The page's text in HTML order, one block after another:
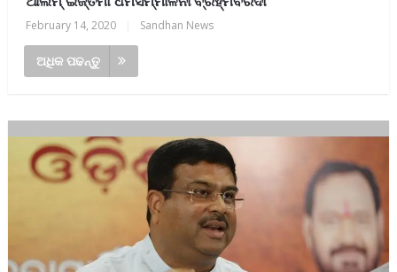
February 14, 2020 Sandhan News
ଅଧିକ ପଢନ୍ତୁ